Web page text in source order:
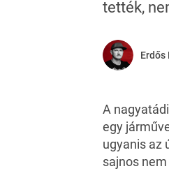
tették,
Erdős
A
egy
ugyanis az
sajnos